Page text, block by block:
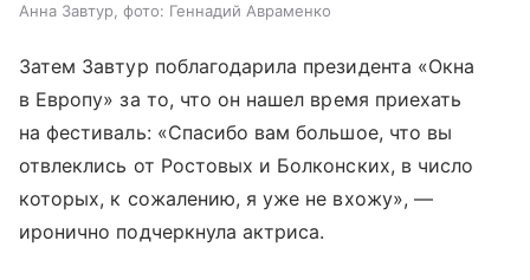
Анна Завтур, фото: Геннадий Авраменко
Затем Завтур поблагодарила президента «Окна
в Европу» за то, что он нашел время приехать
на фестиваль: «Спасибо вам большое, что вы
отвлеклись от Ростовых и Болконских, в число
которых, к сожалению, я уже не вхожу», —
иронично подчеркнула актриса.